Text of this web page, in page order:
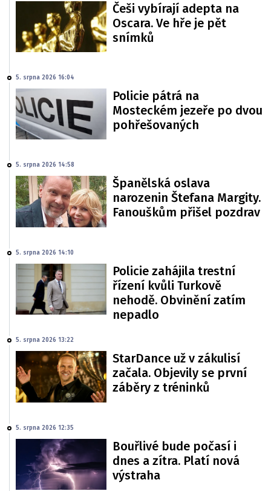
Češi vybírají adepta na
Oscara. Ve hře je pět
snímků
5. srpna 2026 16:04
Policie pátrá na
Mosteckém jezeře po dvou
pohřešovaných
5. srpna 2026 14:58
Španělská oslava
narozenin Štefana Margity.
Fanouškům přišel pozdrav
5. srpna 2026 14:10
Policie zahájila trestní
řízení kvůli Turkově
nehodě. Obvinění zatím
nepadlo
5. srpna 2026 13:22
StarDance už v zákulisí
začala. Objevily se první
záběry z tréninků
5. srpna 2026 12:35
Bouřlivé bude počasí i
dnes a zítra. Platí nová
výstraha